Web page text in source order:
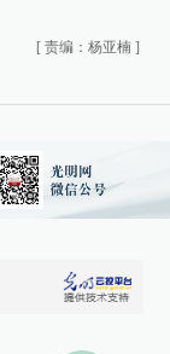
[ 责编：杨亚楠 ]